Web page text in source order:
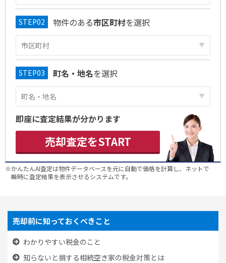
物件のある市区町村を選択
町名・地名を選択
即座に査定結果が分かります
売却査定をSTART
※かんたんAI査定は物件データベースを元に自動で価格を計算し、ネットで
瞬時に査定結果を表示させるシステムです。
売却前に知っておくべきこと
わかりやすい税金のこと
知らないと損する相続空き家の税金対策とは